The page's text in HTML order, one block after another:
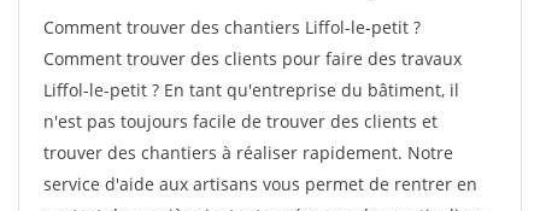
Comment trouver des chantiers Liffol-le-petit ?
Comment trouver des clients pour faire des travaux
Liffol-le-petit ? En tant qu'entreprise du bâtiment, il
n'est pas toujours facile de trouver des clients et
trouver des chantiers à réaliser rapidement. Notre
service d'aide aux artisans vous permet de rentrer en